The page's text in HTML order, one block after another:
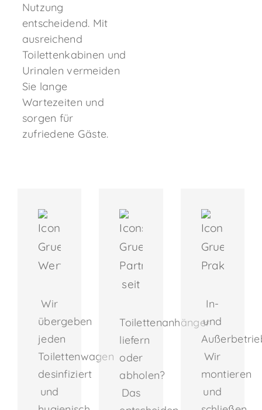
Nutzung
entscheidend. Mit
ausreichend
Toilettenkabinen und
Urinalen vermeiden
Sie lange
Wartezeiten und
sorgen für
zufriedene Gäste.
Wir
übergeben
jeden
Toilettenwagen
desinfiziert
und
Toilettenanhänger
liefern
oder
abholen?
Das
In-
und
Wir
montieren
und